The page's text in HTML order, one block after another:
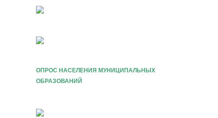
ОПРОС НАСЕЛЕНИЯ МУНИЦИПАЛЬНЫХ
ОБРАЗОВАНИЙ